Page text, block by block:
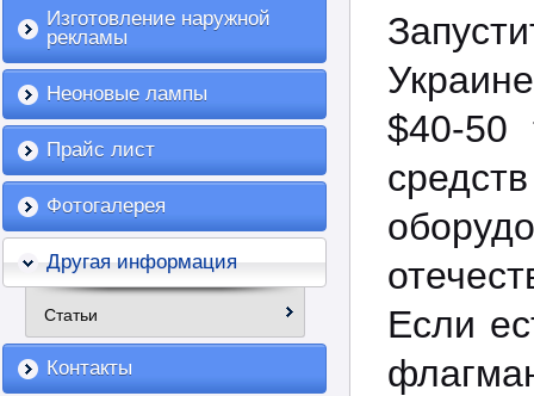
Изготовление наружной
рекламы
Неоновые лампы
Прайс лист
Фотогалерея
Другая информация
Статьи
Контакты
$40-50
Если